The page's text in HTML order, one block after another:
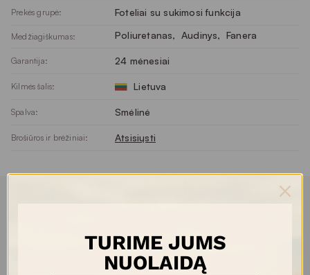
Prekės grupė: Foteliai su sukimosi funkcija
Medžiagiškumas: Poliuretanas, Audinys, Fanera
Garantija: 24 mėnesiai
Kilmės šalis: Lietuva
Spalva: Smėlinė
Brošiūros ir brėžiniai: Atsisiųsti
TURIME JUMS
NUOLAIDĄ